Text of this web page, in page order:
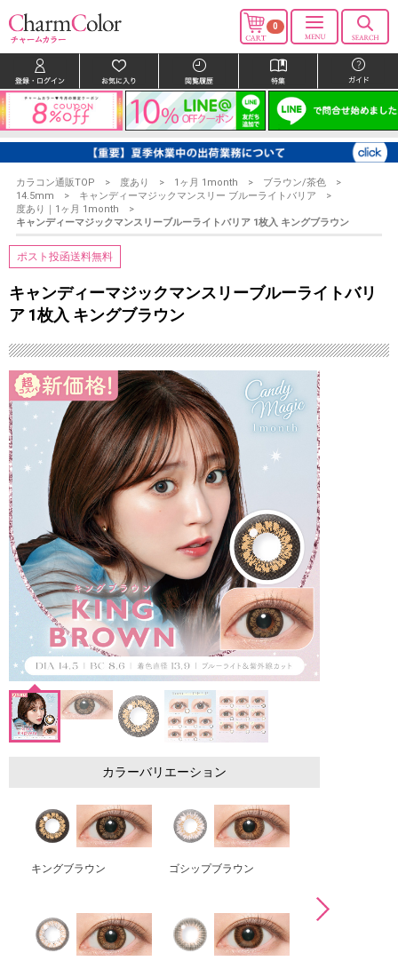
0
カラコン通販TOP 度あり 1ヶ月 1month
ブラウン/茶色
14.5mm
キャンディーマジックマンスリー ブルーライトバリア
度あり｜1ヶ月 1month
キャンディーマジックマンスリーブルーライトバリア 1枚入 キングブラウン
ポスト投函送料無料
キャンディーマジックマンスリーブルーライトバリ
ア 1枚入 キングブラウン
カラーバリエーション
キングブラウン ゴシップブラウン